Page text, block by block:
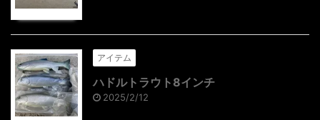
アイテム
ハドルトラウト8インチ
2025/2/12